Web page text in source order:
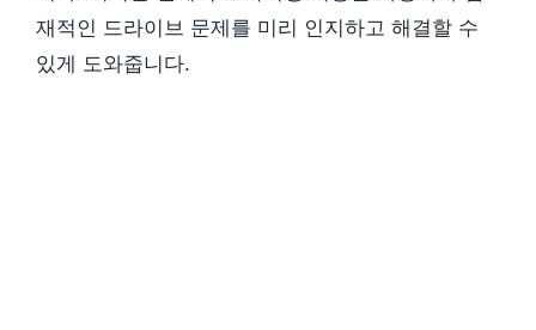
재적인 드라이브 문제를 미리 인지하고 해결할 수
있게 도와줍니다.